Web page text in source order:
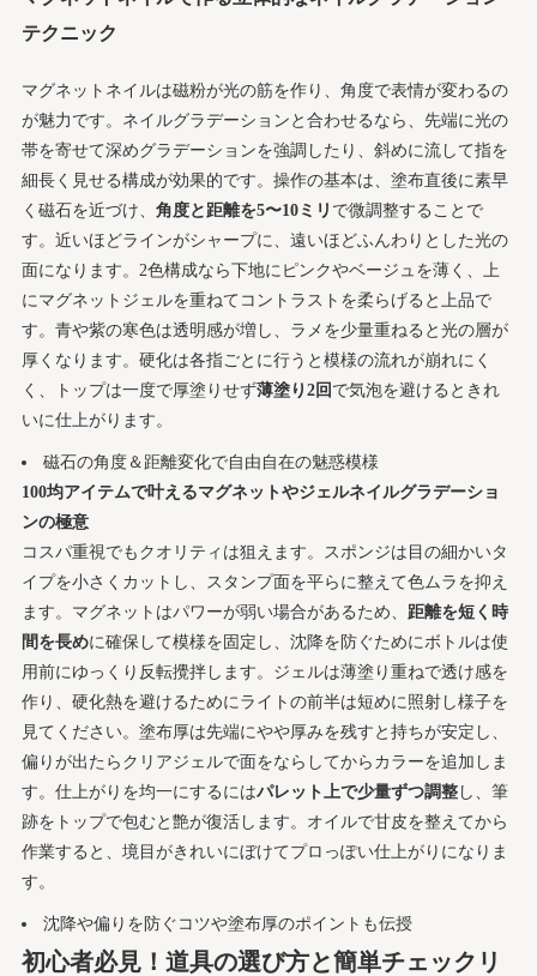
テクニック
マグネットネイルは磁粉が光の筋を作り、角度で表情が変わるの
が魅力です。ネイルグラデーションと合わせるなら、先端に光の
帯を寄せて深めグラデーションを強調したり、斜めに流して指を
細長く見せる構成が効果的です。操作の基本は、塗布直後に素早
く磁石を近づけ、 角度と距離を5〜10ミリ で微調整することで
す。近いほどラインがシャープに、遠いほどふんわりとした光の
面になります。2色構成なら下地にピンクやベージュを薄く、上
にマグネットジェルを重ねてコントラストを柔らげると上品で
す。青や紫の寒色は透明感が増し、ラメを少量重ねると光の層が
厚くなります。硬化は各指ごとに行うと模様の流れが崩れにく
く、トップは一度で厚塗りせず薄塗り2回 で気泡を避けるときれ
いに仕上がります。
磁石の角度＆距離変化で自由自在の魅惑模様
100均アイテムで叶えるマグネットやジェルネイルグラデーショ
ンの極意
コスパ重視でもクオリティは狙えます。スポンジは目の細かいタ
イプを小さくカットし、スタンプ面を平らに整えて色ムラを抑え
ます。マグネットはパワーが弱い場合があるため、 距離を短く時
間を長めに確保して模様を固定し、沈降を防ぐためにボトルは使
用前にゆっくり反転攪拌します。ジェルは薄塗り重ねで透け感を
作り、硬化熱を避けるためにライトの前半は短めに照射し様子を
見てください。塗布厚は先端にやや厚みを残すと持ちが安定し、
偏りが出たらクリアジェルで面をならしてからカラーを追加しま
す。仕上がりを均一にするにはパレット上で少量ずつ調整し、筆
跡をトップで包むと艶が復活します。オイルで甘皮を整えてから
作業すると、境目がきれいにぼけてプロっぽい仕上がりになりま
す。
沈降や偏りを防ぐコツや塗布厚のポイントも伝授
初心者必見！道具の選び方と簡単チェックリ